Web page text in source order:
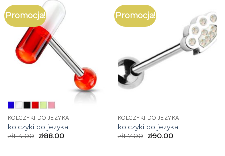
Promocja!
KOLCZYKI DO JEZYKA
kolczyki do jezyka
zł114.00 zł88.00
Promocja!
KOLCZYKI DO JEZYKA
kolczyki do jezyka
zł117.00 zł90.00